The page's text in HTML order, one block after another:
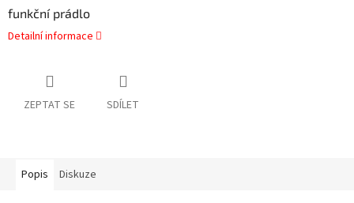
funkční prádlo
Detailní informace
ZEPTAT SE SDÍLET
Popis Diskuze